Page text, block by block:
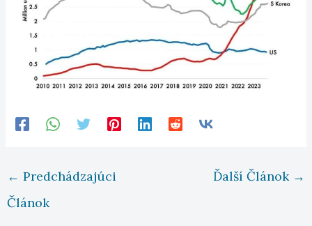
← Predchádzajúci
Článok
Ďalší Článok →